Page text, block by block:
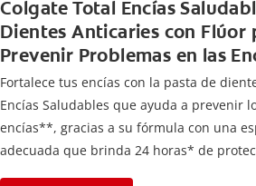
Colgate Total Encías
Dientes Anticaries con Flúor
Prevenir Problemas en las
Fortalece tus encías con la pasta de
Encías Saludables que ayuda a prevenir
encías**, gracias a su fórmula con una
adecuada que brinda 24 horas* de